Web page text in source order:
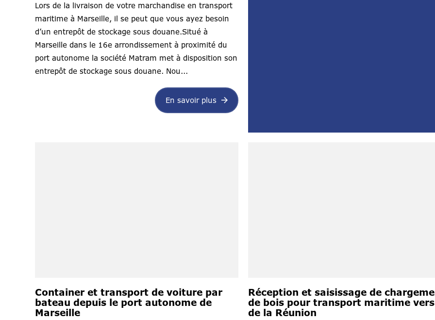
Lors de la livraison de votre marchandise en transport
maritime à Marseille, il se peut que vous ayez besoin
d’un entrepôt de stockage sous douane.Situé à
Marseille dans le 16e arrondissement à proximité du
port autonome la société Matram met à disposition son
entrepôt de stockage sous douane. Nou...
En savoir plus
Container et transport de voiture par
bateau depuis le port autonome de
Marseille
Réception et saisissage de
de bois pour transport maritime
de la Réunion